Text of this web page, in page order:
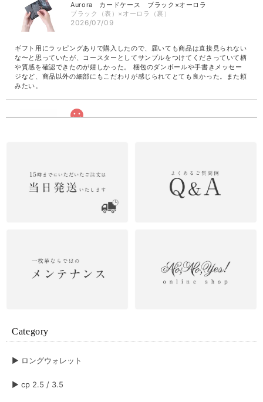
Aurora カードケース ブラック×オーロラ
ブラック（表）×オーロラ（裏）
2026/07/09
ギフト用にラッピングありで購入したので、届いても商品は直接見られない
な〜と思っていたが、コースターとしてサンプルをつけてくださっていて柄
や質感を確認できたのが嬉しかった。 梱包のダンボールや手書きメッセー
ジなど、商品以外の細部にもこだわりが感じられてとても良かった。また頼
みたい。
Dカン オプション
2026/06/27
ショルダーポーチ ブルー
2026/06/27
Category
▶︎ ロングウォレット
▶︎ cp 2.5 / 3.5